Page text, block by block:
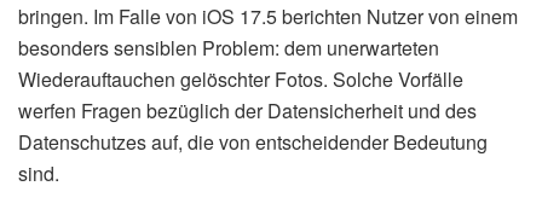
bringen. Im Falle von iOS 17.5 berichten Nutzer von einem
besonders sensiblen Problem: dem unerwarteten
Wiederauftauchen gelöschter Fotos. Solche Vorfälle
werfen Fragen bezüglich der Datensicherheit und des
Datenschutzes auf, die von entscheidender Bedeutung
sind.